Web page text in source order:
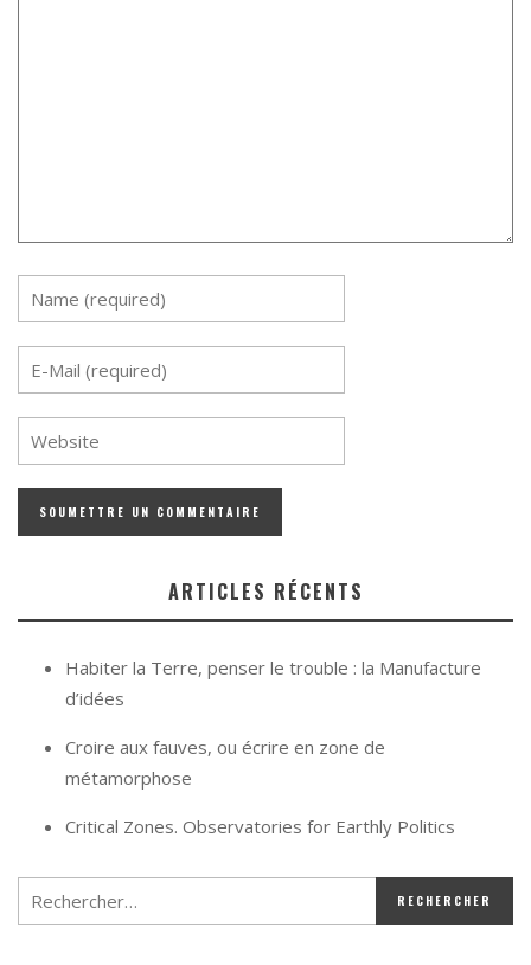
ARTICLES RÉCENTS
Habiter la Terre, penser le trouble : la Manufacture
d’idées
Croire aux fauves, ou écrire en zone de
métamorphose
Critical Zones. Observatories for Earthly Politics